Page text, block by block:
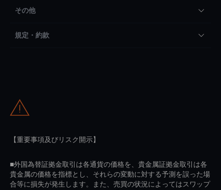
その他
規定・約款
【重要事項及びリスク開示】
■外国為替証拠金取引は各通貨の価格を、貴金属証拠金取引は各
貴金属の価格を指標とし、それらの変動に対する予測を誤った場
合等に損失が発生します。また、売買の状況によってはスワップ